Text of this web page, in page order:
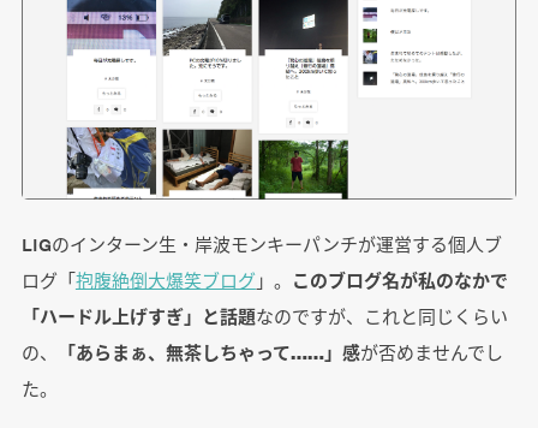
LIGのインターン生・岸波モンキーパンチが運営する個人ブ
ログ「抱腹絶倒大爆笑ブログ」。 このブログ名が私のなかで
「ハードル上げすぎ」と話題なのですが、これと同じくらい
の、
「あらまぁ、無茶しちゃって……」感が否めませんでし
た。